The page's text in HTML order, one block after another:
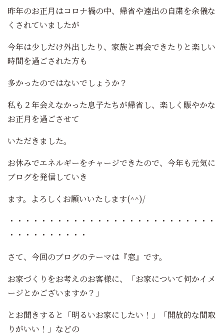
昨年のお正月はコロナ禍の中、帰省や遠出の自粛を余儀な
くされていましたが
今年は少しだけ外出したり、家族と再会できたりと楽しい
時間を過ごされた方も
多かったのではないでしょうか？
私も２年会えなかった息子たちが帰省し、楽しく賑やかな
お正月を過ごさせて
いただきました。
お休みでエネルギーをチャージできたので、今年も元気に
ブログを発信していき
ます。よろしくお願いいたします(^^)/
・・・・・・・・・・・・・・・・・・・・・・・・・・
・・・・・・・・・・
さて、今回のブログのテーマは『窓』です。
お家づくりをお考えのお客様に、「お家について何かイメ
ージとかございますか？」
とお聞きすると「明るいお家にしたい！」「開放的な間取
りがいい！」などの